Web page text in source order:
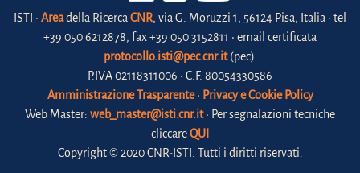
ISTI • Areadella Ricerca CNR, via G. Moruzzi 1, 56124 Pisa, Italia • tel
+39 050 6212878, fax +39 050 3152811 • email certificata
protocollo.isti@pec.cnr.it(pec)
P.IVA 02118311006 • C.F. 80054330586
Amministrazione Trasparente• Privacy e Cookie Policy
Web Master: web_master@isti.cnr.it• Per segnalazioni tecniche
cliccareQUI
Copyright © 2020 CNR-ISTI. Tutti i diritti riservati.